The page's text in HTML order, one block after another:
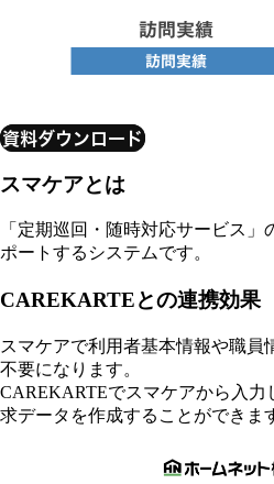
資料ダウンロード
スマケアとは
「定期巡回・随時対応サービス
ポートするシステムです。
CAREKARTEとの連携効果
スマケアで利用者基本情報や職員
不要になります。
CAREKARTEでスマケアから入
求データを作成することができま